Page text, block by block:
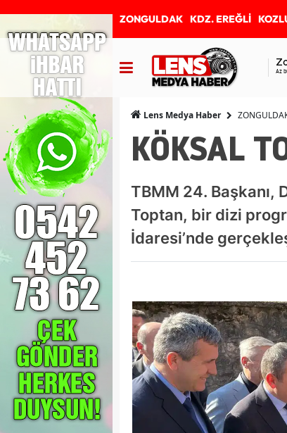
ZONGULDAK KDZ. EREĞLİ
Az
Lens Medya Haber
KÖKSAL
TBMM 24. Başkanı,
Toptan, bir dizi
İdaresi’nde